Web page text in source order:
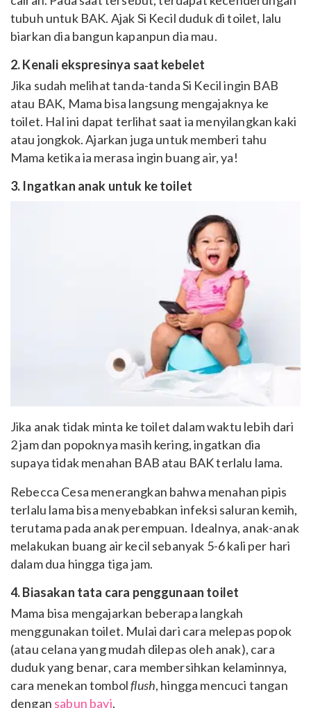
tubuh untuk BAK. Ajak Si Kecil duduk di toilet, lalu
biarkan dia bangun kapanpun dia mau.
2. Kenali ekspresinya saat kebelet
Jika sudah melihat tanda-tanda Si Kecil ingin BAB
atau BAK, Mama bisa langsung mengajaknya ke
toilet. Hal ini dapat terlihat saat ia menyilangkan kaki
atau jongkok. Ajarkan juga untuk memberi tahu
Mama ketika ia merasa ingin buang air, ya!
3. Ingatkan anak untuk ke toilet
Jika anak tidak minta ke toilet dalam waktu lebih dari
2 jam dan popoknya masih kering, ingatkan dia
supaya tidak menahan BAB atau BAK terlalu lama.
Rebecca Cesa menerangkan bahwa menahan pipis
terlalu lama bisa menyebabkan infeksi saluran kemih,
terutama pada anak perempuan. Idealnya, anak-anak
melakukan buang air kecil sebanyak 5-6 kali per hari
dalam dua hingga tiga jam.
4. Biasakan tata cara penggunaan toilet
Mama bisa mengajarkan beberapa langkah
menggunakan toilet. Mulai dari cara melepas popok
(atau celana yang mudah dilepas oleh anak), cara
duduk yang benar, cara membersihkan kelaminnya,
cara menekan tombolflush, hingga mencuci tangan
dengan sabun bayi.